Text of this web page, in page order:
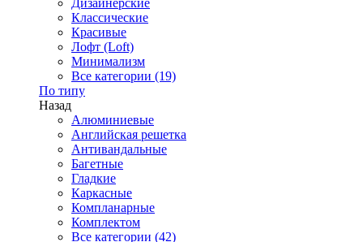
Дизайнерские
Классические
Красивые
Лофт (Loft)
Минимализм
Все категории (19)
По типу
Назад
Алюминиевые
Английская решетка
Антивандальные
Багетные
Гладкие
Каркасные
Компланарные
Комплектом
Все категории (42)